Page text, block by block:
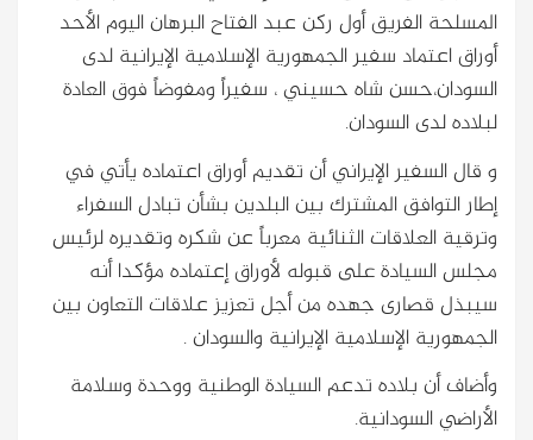
المسلحة الفريق أول ركن عبد الفتاح البرهان اليوم الأحد
أوراق اعتماد سفير الجمهورية الإسلامية الإيرانية لدى
السودان،حسن شاه حسيني ، سفيراً ومفوضاً فوق العادة
لبلاده لدى السودان.
‏و قال السفير الإيراني أن تقديم أوراق اعتماده يأتي في
إطار التوافق المشترك بين البلدين بشأن تبادل السفراء
وترقية العلاقات الثنائية معرباً عن شكره وتقديره لرئيس
مجلس السيادة على قبوله لأوراق إعتماده مؤكدا أنه
سيبذل قصارى جهده من أجل تعزيز علاقات التعاون بين
الجمهورية الإسلامية الإيرانية والسودان .
وأضاف أن بلاده تدعم السيادة الوطنية ووحدة وسلامة
الأراضي السودانية.